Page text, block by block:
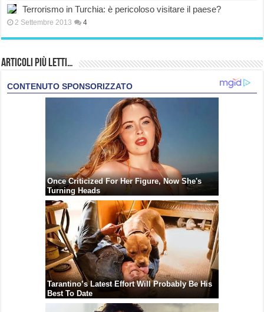
Terrorismo in Turchia: è pericoloso visitare il paese?
2 Settembre 2013 4
Articoli più Letti…